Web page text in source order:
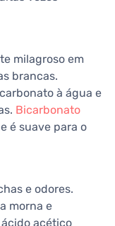
milagroso em
brancas.
à água e
Bicarbonato
é suave para o
e odores.
morna e
acético